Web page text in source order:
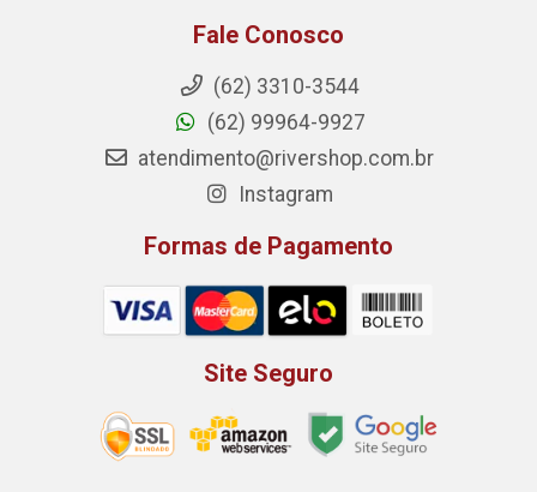
Fale Conosco
(62) 3310-3544
(62) 99964-9927
atendimento@rivershop.com.br
Instagram
Formas de Pagamento
Site Seguro